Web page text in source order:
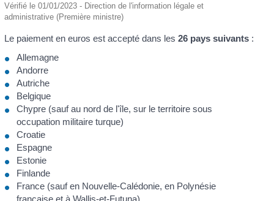
Vérifié le 01/01/2023 - Direction de l'information légale et
administrative (Première ministre)
Le paiement en euros est accepté dans les 26 pays suivants:
Allemagne
Andorre
Autriche
Belgique
Chypre (sauf au nord de l'île, sur le territoire sous
occupation militaire turque)
Croatie
Espagne
Estonie
Finlande
France (sauf en Nouvelle-Calédonie, en Polynésie